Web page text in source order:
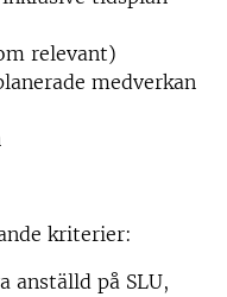
relevant)
medverkan
kriterier:
anställd på SLU,